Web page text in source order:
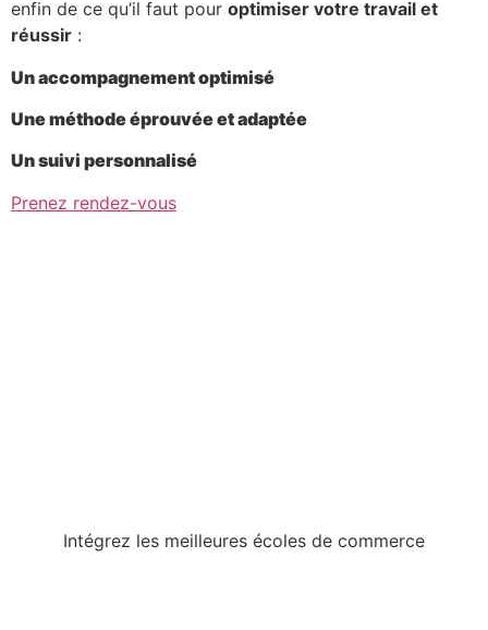
enfin de ce qu’il faut pour optimiser votre travail et
réussir :
Un accompagnement optimisé
Une méthode éprouvée et adaptée
Un suivi personnalisé
Prenez rendez-vous
Intégrez les meilleures écoles de commerce